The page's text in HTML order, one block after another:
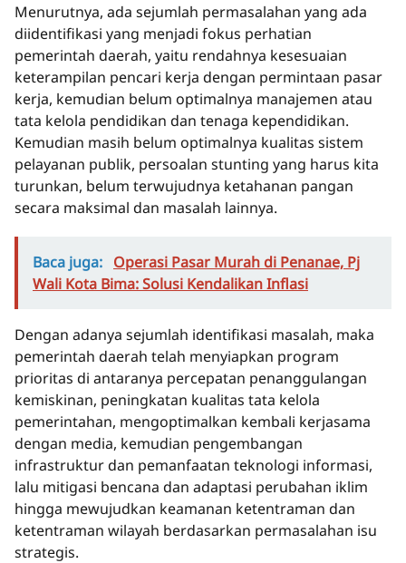
Menurutnya, ada sejumlah permasalahan yang ada
diidentifikasi yang menjadi fokus perhatian
pemerintah daerah, yaitu rendahnya kesesuaian
keterampilan pencari kerja dengan permintaan pasar
kerja, kemudian belum optimalnya manajemen atau
tata kelola pendidikan dan tenaga kependidikan.
Kemudian masih belum optimalnya kualitas sistem
pelayanan publik, persoalan stunting yang harus kita
turunkan, belum terwujudnya ketahanan pangan
secara maksimal dan masalah lainnya.
Baca juga: Operasi Pasar Murah di Penanae, Pj
Wali Kota Bima: Solusi Kendalikan Inflasi
Dengan adanya sejumlah identifikasi masalah, maka
pemerintah daerah telah menyiapkan program
prioritas di antaranya percepatan penanggulangan
kemiskinan, peningkatan kualitas tata kelola
pemerintahan, mengoptimalkan kembali kerjasama
dengan media, kemudian pengembangan
infrastruktur dan pemanfaatan teknologi informasi,
lalu mitigasi bencana dan adaptasi perubahan iklim
hingga mewujudkan keamanan ketentraman dan
ketentraman wilayah berdasarkan permasalahan isu
strategis.